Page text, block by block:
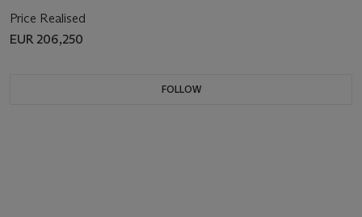
Price Realised
EUR 206,250
FOLLOW